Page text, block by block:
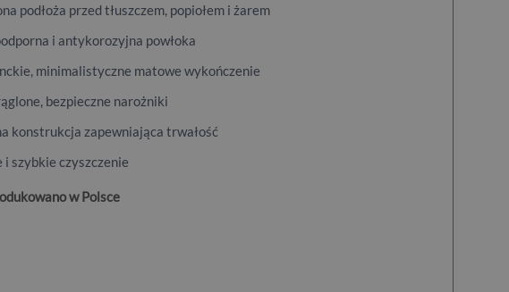
podłoża przed tłuszczem, popiołem i żarem
i antykorozyjna powłoka
minimalistyczne matowe wykończenie
bezpieczne narożniki
konstrukcja zapewniająca trwałość
i szybkie czyszczenie
w Polsce